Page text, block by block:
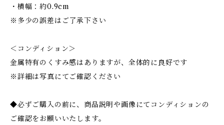
・横幅：約0.9cm
※多少の誤差はご了承下さい
＜コンディション＞
金属特有のくすみ感はありますが、全体的に良好です
※詳細は写真にてご確認ください
◆必ずご購入の前に、商品説明や画像にてコンディションの
ご確認をお願いいたします。